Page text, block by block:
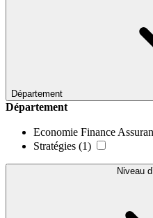
Département
Département
Economie Finance
Stratégies (1)
Niveau